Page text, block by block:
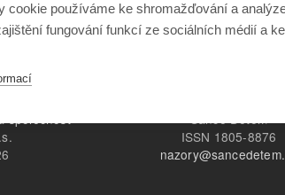
ISSN 1805-8876
cookie používáme ke shromažďování a
fungování funkcí ze sociálních médií a